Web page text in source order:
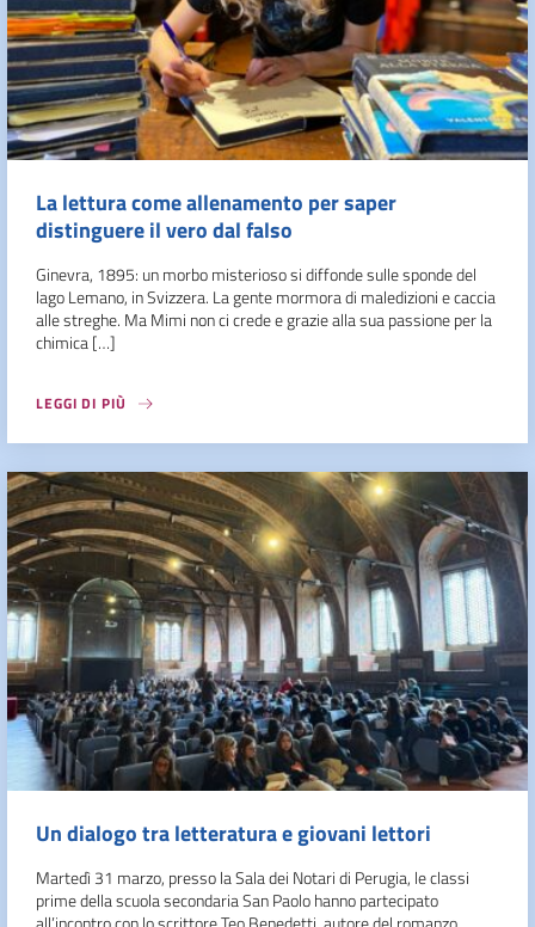
La lettura come allenamento per saper
distinguere il vero dal falso
Ginevra, 1895: un morbo misterioso si diffonde sulle sponde del
lago Lemano, in Svizzera. La gente mormora di maledizioni e caccia
alle streghe. Ma Mimi non ci crede e grazie alla sua passione per la
chimica […]
LEGGI DI PIÙ
Un dialogo tra letteratura e giovani lettori
Martedì 31 marzo, presso la Sala dei Notari di Perugia, le classi
prime della scuola secondaria San Paolo hanno partecipato